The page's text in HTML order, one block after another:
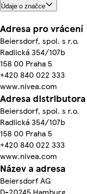
Údaje o značce
Adresa pro vrácení
Beiersdorf, spol. s r.o.
Radlická 354/107b
158 00 Praha 5
+420 840 022 333
www.nivea.com
Adresa distributora
Beiersdorf, spol. s r.o.
Radlická 354/107b
158 00 Praha 5
+420 840 022 333
www.nivea.com
Název a adresa
Beiersdorf AG